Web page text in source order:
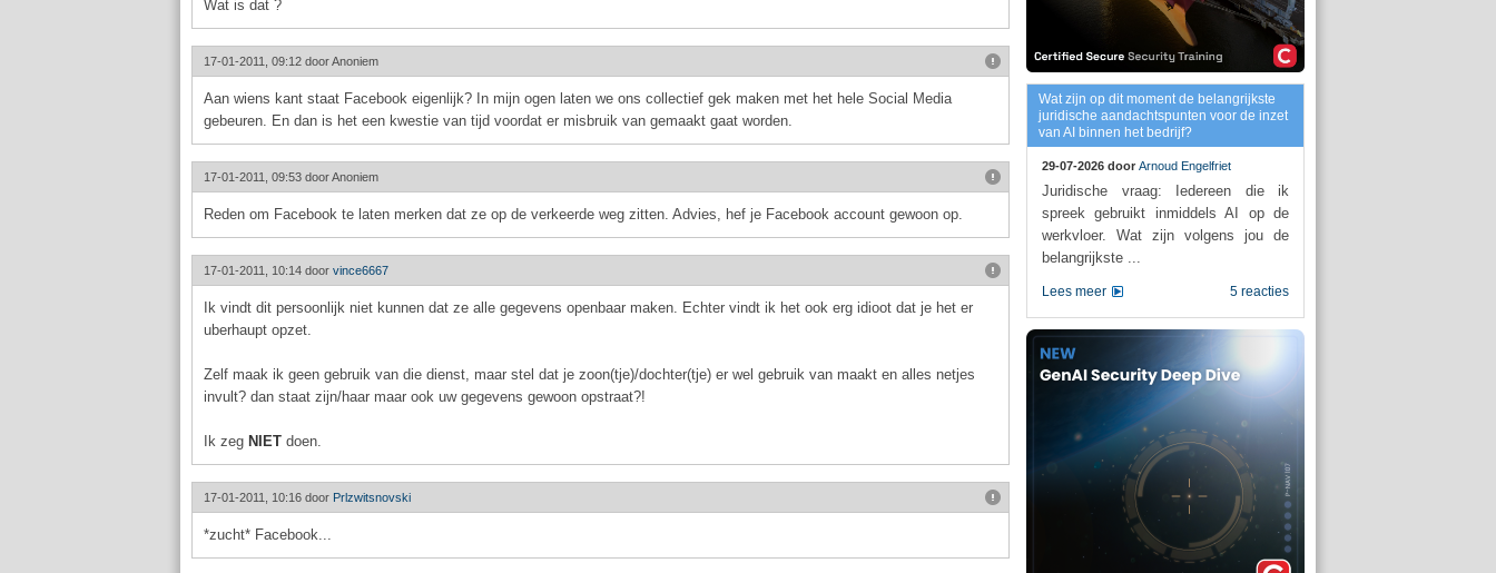
Wat is dat ?
17-01-2011, 09:12 doorAnoniem
Aan wiens kant staat Facebook eigenlijk? In mijn ogen laten we ons collectief gek maken met het hele Social Media
gebeuren. En dan is het een kwestie van tijd voordat er misbruik van gemaakt gaat worden.
17-01-2011, 09:53 doorAnoniem
Reden om Facebook te laten merken dat ze op de verkeerde weg zitten. Advies, hef je Facebook account gewoon op.
17-01-2011, 10:14 door vince6667
Ik vindt dit persoonlijk niet kunnen dat ze alle gegevens openbaar maken. Echter vindt ik het ook erg idioot dat je het er
uberhaupt opzet.
Zelf maak ik geen gebruik van die dienst, maar stel dat je zoon(tje)/dochter(tje) er wel gebruik van maakt en alles netjes
invult? dan staat zijn/haar maar ook uw gegevens gewoon opstraat?!
Ik zeg NIET doen.
17-01-2011, 10:16 door Prlzwitsnovski
*zucht* Facebook...
Wat zijn op dit moment de belangrijkste
juridische aandachtspunten voor de inzet
van AI binnen het bedrijf?
29-07-2026 door Arnoud Engelfriet
Juridische vraag: Iedereen die ik
spreek gebruikt inmiddels AI op de
werkvloer. Wat zijn volgens jou de
belangrijkste ...
5 reacties
Lees meer